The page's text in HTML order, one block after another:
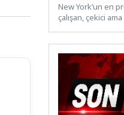
Disney+’ta
New York’un en
çalışan, çekici